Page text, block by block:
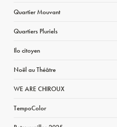
Quartier Mouvant
Quartiers Pluriels
Ilo citoyen
Noël au Théâtre
WE ARE CHIROUX
TempoColor